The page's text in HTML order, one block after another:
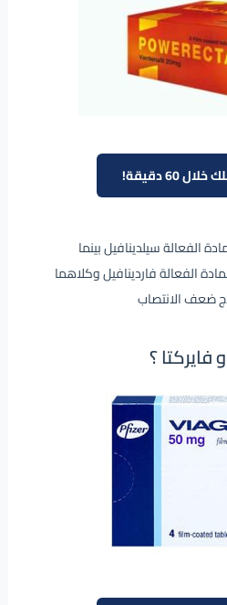
60 دقيقة!
الفعالة سيلدينافيل بينما
الفعالة فاردينافيل وكلاهما
ضعف الانتصاب
فايركتا ؟